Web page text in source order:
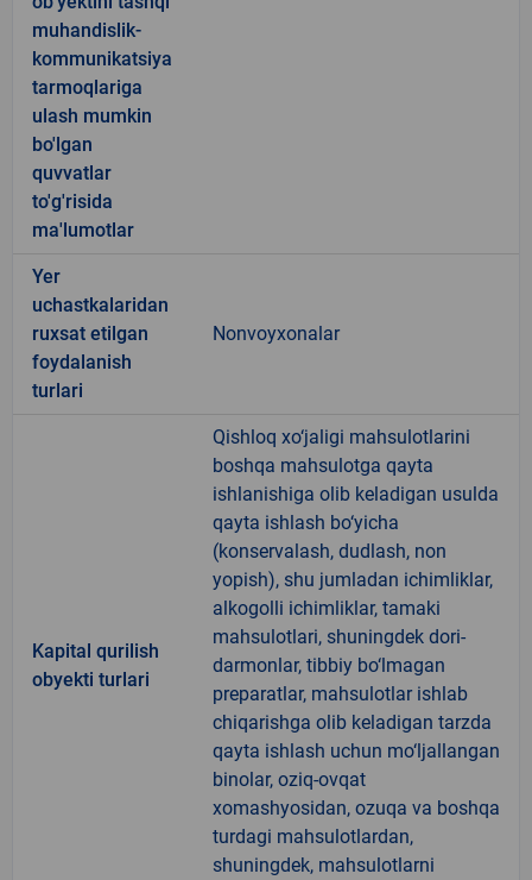
muhandislik-
kommunikatsiya
tarmoqlariga
ulash mumkin
bo'lgan
quvvatlar
to'g'risida
ma'lumotlar
Yer
uchastkalaridan
ruxsat etilgan
foydalanish
turlari
Nonvoyxonalar
Kapital qurilish
obyekti turlari
Qishloq xo‘jaligi mahsulotlarini
boshqa mahsulotga qayta
ishlanishiga olib keladigan usulda
qayta ishlash bo‘yicha
(konservalash, dudlash, non
yopish), shu jumladan ichimliklar,
alkogolli ichimliklar, tamaki
mahsulotlari, shuningdek dori-
darmonlar, tibbiy bo‘lmagan
preparatlar, mahsulotlar ishlab
chiqarishga olib keladigan tarzda
qayta ishlash uchun mo‘ljallangan
binolar, oziq-ovqat
xomashyosidan, ozuqa va boshqa
turdagi mahsulotlardan,
shuningdek, mahsulotlarni